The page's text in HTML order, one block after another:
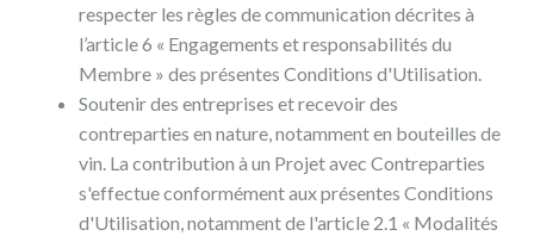
respecter les règles de communication décrites à
l’article 6 « Engagements et responsabilités du
Membre » des présentes Conditions d'Utilisation.
Soutenir des entreprises et recevoir des
contreparties en nature, notamment en bouteilles de
vin. La contribution à un Projet avec Contreparties
s'effectue conformément aux présentes Conditions
d'Utilisation, notamment de l'article 2.1 « Modalités